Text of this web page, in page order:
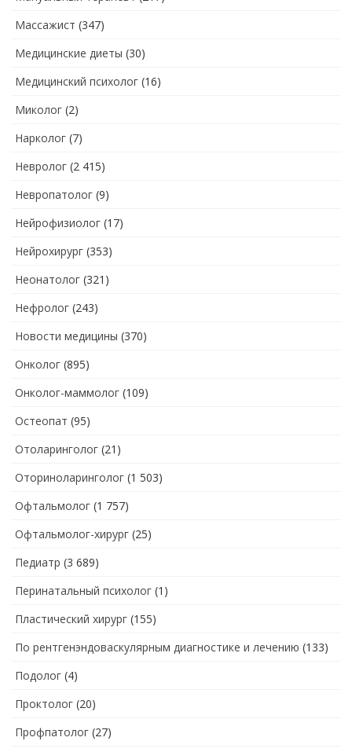
Массажист (347)
Медицинские диеты (30)
Медицинский психолог (16)
Миколог (2)
Нарколог (7)
Невролог (2 415)
Невропатолог (9)
Нейрофизиолог (17)
Нейрохирург (353)
Неонатолог (321)
Нефролог (243)
Новости медицины (370)
Онколог (895)
Онколог-маммолог (109)
Остеопат (95)
Отоларинголог (21)
Оториноларинголог (1 503)
Офтальмолог (1 757)
Офтальмолог-хирург (25)
Педиатр (3 689)
Перинатальный психолог (1)
Пластический хирург (155)
По рентгенэндоваскулярным диагностике и лечению (133)
Подолог (4)
Проктолог (20)
Профпатолог (27)